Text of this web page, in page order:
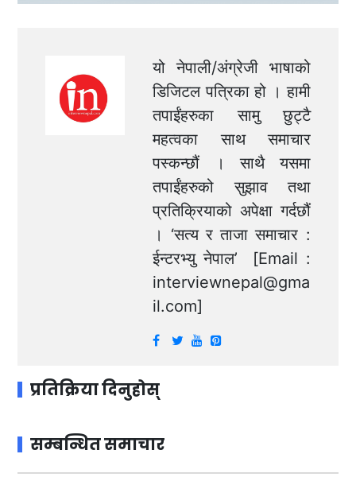
यो नेपाली/अंग्रेजी भाषाको
डिजिटल पत्रिका हो । हामी
तपाईंहरुका सामु छुट्टै
महत्वका साथ समाचार
पस्कन्छौं । साथै यसमा
तपाईंहरुको सुझाव तथा
प्रतिक्रियाको अपेक्षा गर्दछौं
। ‘सत्य र ताजा समाचार :
ईन्टरभ्यु नेपाल’ [Email :
interviewnepal@gma
il.com]
प्रतिक्रिया दिनुहोस्
सम्बन्धित समाचार